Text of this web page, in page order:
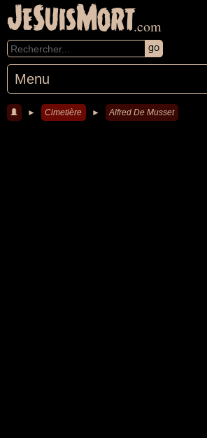
JeSuisMort.com
Menu
► Cimetière ► Alfred De Musset